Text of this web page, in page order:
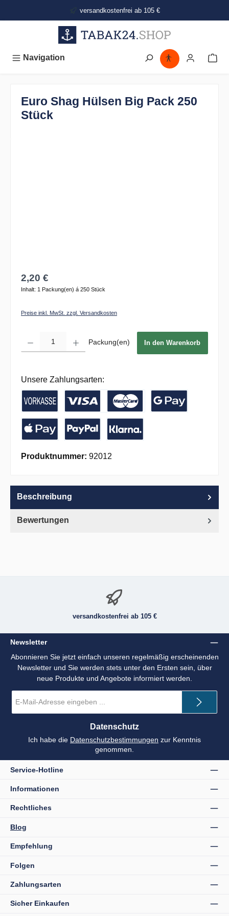
versandkostenfrei ab 105 €
Navigation
Euro Shag Hülsen Big Pack 250
Stück
2,20 €
Inhalt: 1 Packung(en) á 250 Stück
Preise inkl. MwSt. zzgl. Versandkosten
Packung(en) In den Warenkorb
Unsere Zahlungsarten:
Vorkasse / Banküberweisung
Kreditkarte
Produktnummer: 92012
Beschreibung
Bewertungen
versandkostenfrei ab 105 €
Newsletter
Abonnieren Sie jetzt einfach unseren regelmäßig erscheinenden
Newsletter und Sie werden stets unter den Ersten sein, über
neue Produkte und Angebote informiert werden.
Mail-
*
Datenschutz
Ich habe die Datenschutzbestimmungen zur Kenntnis
genommen.
Service-Hotline
Informationen
Rechtliches
Blog
Empfehlung
Folgen
Zahlungsarten
Sicher Einkaufen